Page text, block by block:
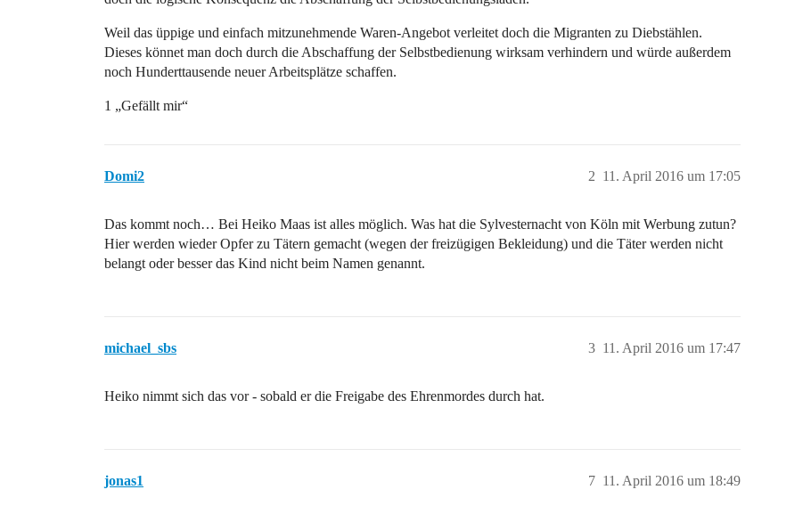
Weil das üppige und einfach mitzunehmende Waren-Angebot verleitet doch die Migranten zu Diebstählen.
Dieses könnet man doch durch die Abschaffung der Selbstbedienung wirksam verhindern und würde außerdem
noch Hunderttausende neuer Arbeitsplätze schaffen.
1 „Gefällt mir“
Domi2 11. April 2016 um 17:05
2
Das kommt noch… Bei Heiko Maas ist alles möglich. Was hat die Sylvesternacht von Köln mit Werbung zutun?
Hier werden wieder Opfer zu Tätern gemacht (wegen der freizügigen Bekleidung) und die Täter werden nicht
belangt oder besser das Kind nicht beim Namen genannt.
michael_sbs 11. April 2016 um 17:47
3
Heiko nimmt sich das vor - sobald er die Freigabe des Ehrenmordes durch hat.
jonas1 11. April 2016 um 18:49
7